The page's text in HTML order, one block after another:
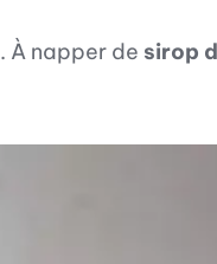
. À napper de sirop